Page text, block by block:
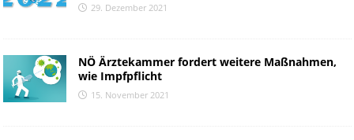
29. Dezember 2021
NÖ Ärztekammer fordert weitere Maßnahmen,
wie Impfpflicht
15. November 2021